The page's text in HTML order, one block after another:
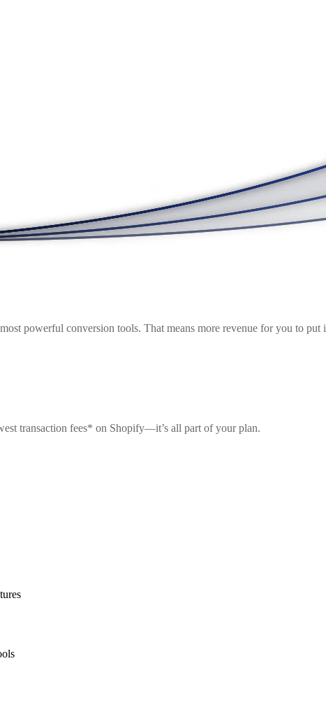
powerful conversion tools. That means more revenue for you to put
transaction fees* on Shopify—it’s all part of your plan.